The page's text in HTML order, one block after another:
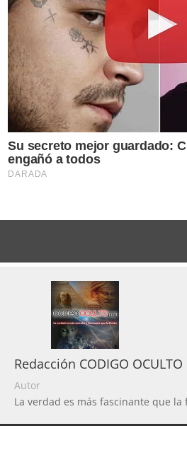
Redacción CODIGO OCULTO
Autor
La verdad es más fascinante que la